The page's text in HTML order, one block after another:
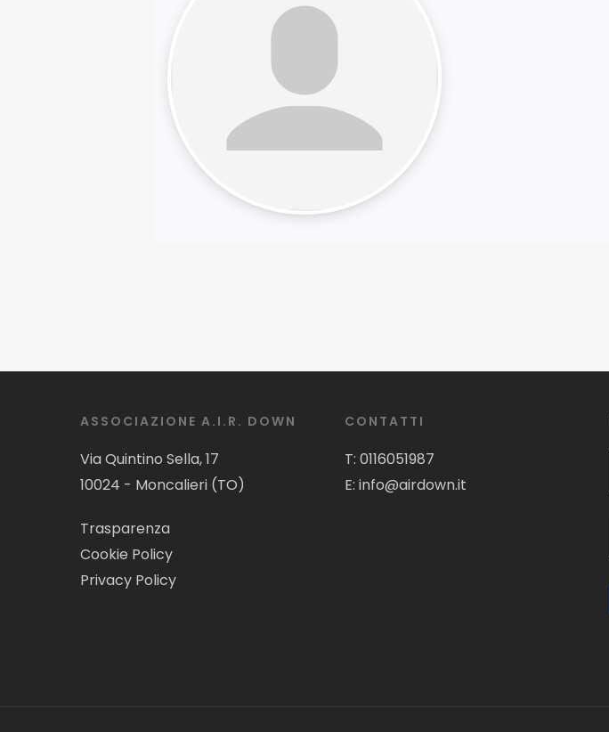
ASSOCIAZIONE A.I.R. DOWN
Via Quintino Sella, 17
10024 - Moncalieri (TO)
Trasparenza
Cookie Policy
Privacy Policy
CONTATTI
T: 0116051987
E: info@airdown.it